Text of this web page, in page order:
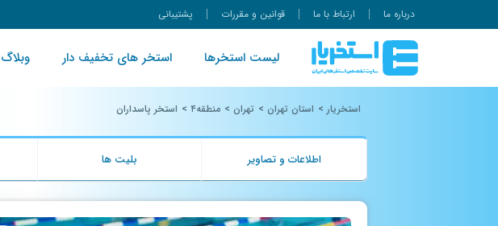
درباره ما ارتباط با ما قوانین و مقررات پشتیبانی
لیست استخرها استخر های تخفیف دار وبلاگ
استخریار > استان تهران > تهران > منطقه۴ > استخر پاسداران
اطلاعات و تصاویر بلیت ها